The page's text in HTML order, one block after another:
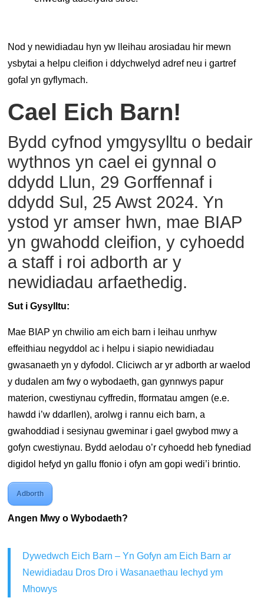
Nod y newidiadau hyn yw lleihau arosiadau hir mewn
ysbytai a helpu cleifion i ddychwelyd adref neu i gartref
gofal yn gyflymach.
Cael Eich Barn!
Bydd cyfnod ymgysylltu o bedair
wythnos yn cael ei gynnal o
ddydd Llun, 29 Gorffennaf i
ddydd Sul, 25 Awst 2024. Yn
ystod yr amser hwn, mae BIAP
yn gwahodd cleifion, y cyhoedd
a staff i roi adborth ar y
newidiadau arfaethedig.
Sut i Gysylltu:
Mae BIAP yn chwilio am eich barn i leihau unrhyw
effeithiau negyddol ac i helpu i siapio newidiadau
gwasanaeth yn y dyfodol. Cliciwch ar yr adborth ar waelod
y dudalen am fwy o wybodaeth, gan gynnwys papur
materion, cwestiynau cyffredin, fformatau amgen (e.e.
hawdd i’w ddarllen), arolwg i rannu eich barn, a
gwahoddiad i sesiynau gweminar i gael gwybod mwy a
gofyn cwestiynau. Bydd aelodau o’r cyhoedd heb fynediad
digidol hefyd yn gallu ffonio i ofyn am gopi wedi’i brintio.
Adborth
Angen Mwy o Wybodaeth?
Dywedwch Eich Barn – Yn Gofyn am Eich Barn ar
Newidiadau Dros Dro i Wasanaethau Iechyd ym
Mhowys